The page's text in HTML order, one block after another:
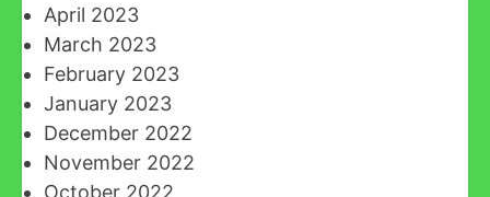
April 2023
March 2023
February 2023
January 2023
December 2022
November 2022
October 2022